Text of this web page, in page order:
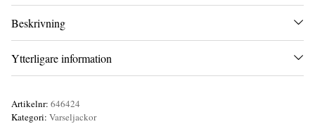
Beskrivning
Ytterligare information
Artikelnr: 646424
Kategori: Varseljackor